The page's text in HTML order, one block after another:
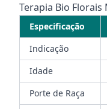
Terapia Bio
Especificação
Indicação
Idade
Porte de Raça